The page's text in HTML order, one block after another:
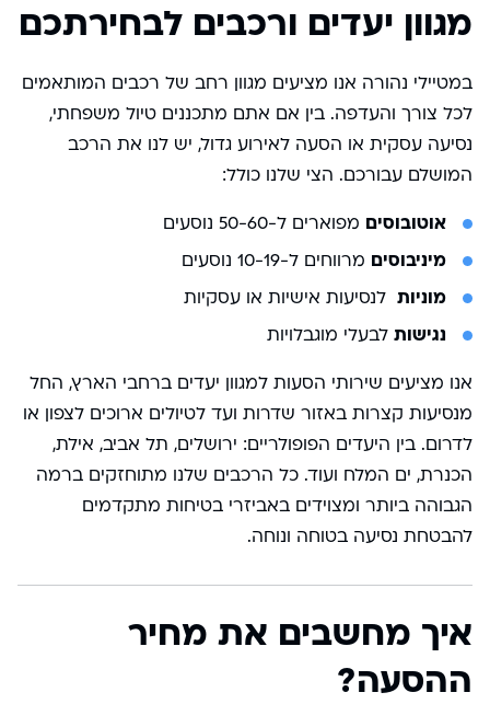
מגוון יעדים ורכבים לבחירתכם
במטיילי נהורה אנו מציעים מגוון רחב של רכבים המותאמים
לכל צורך והעדפה. בין אם אתם מתכננים טיול משפחתי,
נסיעה עסקית או הסעה לאירוע גדול, יש לנו את הרכב
המושלם עבורכם. הצי שלנו כולל:
אוטובוסים מפוארים ל-50-60 נוסעים
מיניבוסים מרווחים ל-10-19 נוסעים
מוניות לנסיעות אישיות או עסקיות
נגישות לבעלי מוגבלויות
אנו מציעים שירותי הסעות למגוון יעדים ברחבי הארץ, החל
מנסיעות קצרות באזור שדרות ועד לטיולים ארוכים לצפון או
לדרום. בין היעדים הפופולריים: ירושלים, תל אביב, אילת,
הכנרת, ים המלח ועוד. כל הרכבים שלנו מתוחזקים ברמה
הגבוהה ביותר ומצוידים באביזרי בטיחות מתקדמים
להבטחת נסיעה בטוחה ונוחה.
איך מחשבים את מחיר
ההסעה?